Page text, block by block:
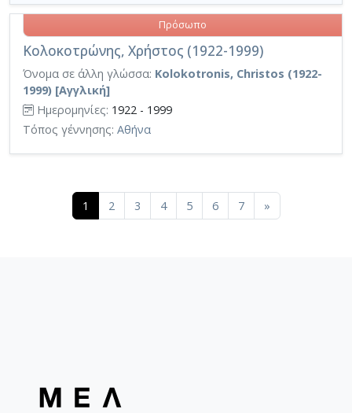
Κολοκοτρώνης, Χρήστος (1922-1999)
Πρόσωπο
Όνομα σε άλλη γλώσσα: Kolokotronis, Christos (1922-
1999) [Αγγλική]
Ημερομηνίες: 1922 - 1999
Τόπος γέννησης: Αθήνα
1 (current)
2 3 4 5 6 7 »